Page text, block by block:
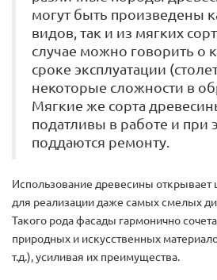
могут быть произведены
видов, так и из мягких
случае можно говорить о
сроке эксплуатации
некоторые сложности в
Мягкие же сорта
податливы в работе и при
поддаются ремонту.
Использование древесины
для реализации даже самых смелых
Такого рода фасады гармонично
природных и искусственных
т.д.), усиливая их преимущества.